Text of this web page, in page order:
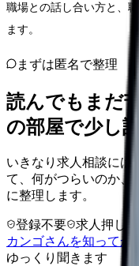
職場との話し合い方と、
ます。
まずは匿名で整理
読んでもまだ
の部屋で少し
いきなり求人相談には
て、何がつらいのか、
に整理します。
登録不要 求人押し売
カンゴさんを知ってか
ゆっくり聞きます